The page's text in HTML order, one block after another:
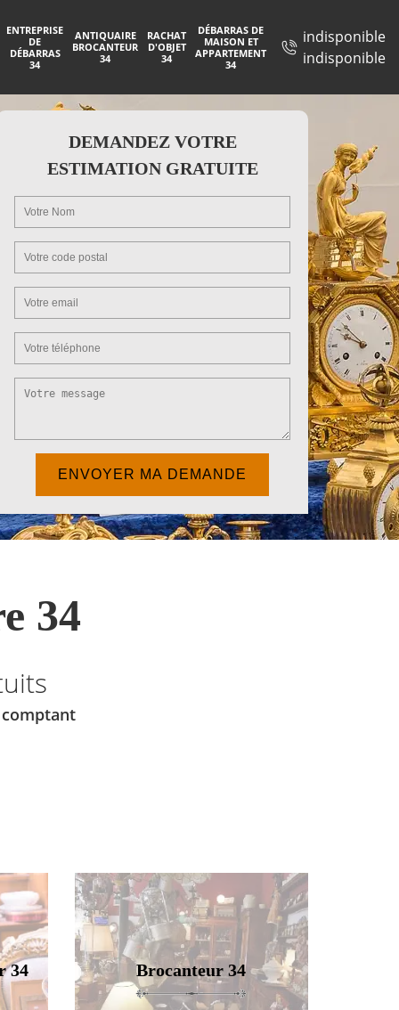
ENTREPRISE
DE
DÉBARRAS
34
ANTIQUAIRE
BROCANTEUR
34
RACHAT
D'OBJET
34
DÉBARRAS DE
MAISON ET
APPARTEMENT
34
indisponible
indisponible
DEMANDEZ VOTRE
ESTIMATION GRATUITE
34
34 Brocanteur 34